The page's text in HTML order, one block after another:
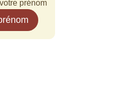
prénom